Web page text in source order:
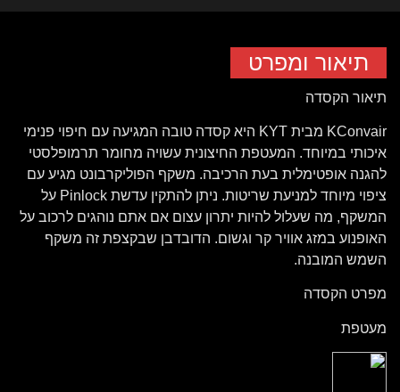
תיאור ומפרט
תיאור הקסדה
KConvair מבית KYT היא קסדה טובה המגיעה עם חיפוי פנימי
איכותי במיוחד. המעטפת החיצונית עשויה מחומר תרמופלסטי
להגנה אופטימלית בעת הרכיבה. משקף הפוליקרבונט מגיע עם
ציפוי מיוחד למניעת שריטות. ניתן להתקין עדשת Pinlock על
המשקף, מה שעלול להיות יתרון עצום אם אתם נוהגים לרכוב על
האופנוע במזג אוויר קר וגשום. הדובדבן שבקצפת זה משקף
השמש המובנה.
מפרט הקסדה
מעטפת